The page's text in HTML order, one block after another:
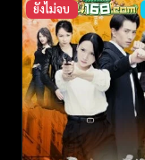
ยังไม่จบ